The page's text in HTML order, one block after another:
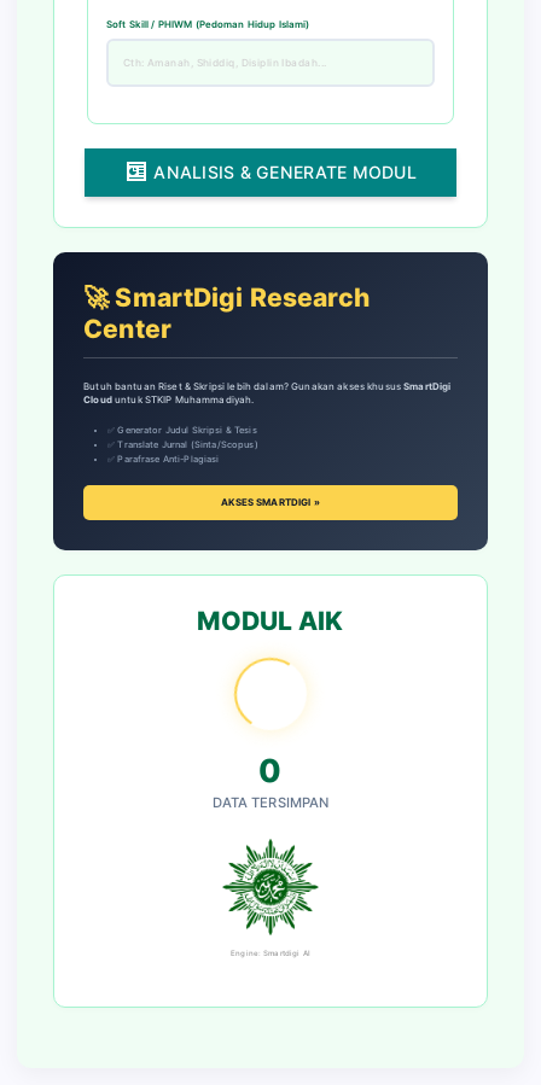
Soft Skill / PHIWM (Pedoman Hidup Islami)
ANALISIS & GENERATE MODUL
🚀 SmartDigi Research
Center
Butuh bantuan Riset & Skripsi lebih dalam? Gunakan akses khususSmartDigi
Clouduntuk STKIP Muhammadiyah.
✅ Generator Judul Skripsi & Tesis
✅ Translate Jurnal (Sinta/Scopus)
✅ Parafrase Anti-Plagiasi
AKSES SMARTDIGI »
MODUL AIK
0
DATA TERSIMPAN
Engine: Smartdigi AI